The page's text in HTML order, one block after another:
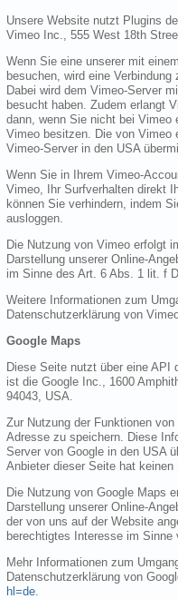
Unsere Website nutzt Plugins
Vimeo Inc., 555 West 18th
Wenn Sie eine unserer mit
besuchen, wird eine
Dabei wird dem Vimeo-Server
besucht haben. Zudem erlangt
dann, wenn Sie nicht bei Vimeo
Vimeo besitzen. Die von Vimeo
Vimeo-Server in den USA
Wenn Sie in Ihrem Vimeo-
Vimeo, Ihr Surfverhalten direkt
können Sie verhindern, indem
ausloggen.
Die Nutzung von Vimeo erfolgt
Darstellung unserer Online-
im Sinne des Art. 6 Abs. 1 lit. f
Weitere Informationen zum
Datenschutzerklärung von
Google Maps
Diese Seite nutzt über eine API
ist die Google Inc., 1600
94043, USA.
Zur Nutzung der Funktionen
Adresse zu speichern. Diese
Server von Google in den USA
Anbieter dieser Seite hat keinen
Die Nutzung von Google Maps
Darstellung unserer Online-
der von uns auf der Website
berechtigtes Interesse im
Mehr Informationen zum
Datenschutzerklärung von
hl=de